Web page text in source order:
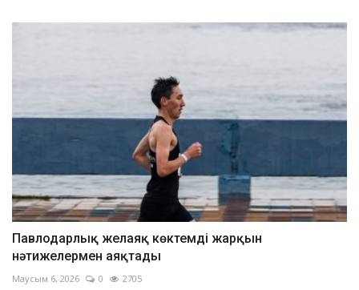
Павлодарлық желаяқ көктемді жарқын
нәтижелермен аяқтады
Маусым 6, 2026 0 2705